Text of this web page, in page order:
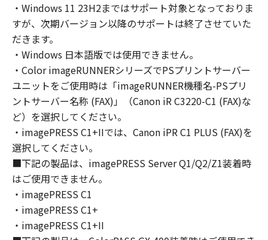
Computer to use the SOFTWARE, provided
that you must assure that all such users shall
abide by the terms of this Agreement and
shall be subject to restrictions and
obligations borne by you hereunder.
You may make one copy of the SOFTWARE
solely for a back-up purpose.
2. RESTRICTIONS
You shall not use the SOFTWARE except as
expressly granted or permitted herein, and
shall not assign, sublicense, sell, rent, lease,
loan, convey or transfer to any third party the
SOFTWARE. You shall not alter, translate or
convert to another programming language,
modify, disassemble, decompile or otherwise
reverse engineer the SOFTWARE and you shall
・Windows 11 23H2まではサポート対象となっておりま
すが、次期バージョン以降のサポートは終了させていた
だきます。
・Windows 日本語版では使用できません。
・Color imageRUNNERシリーズでPSプリントサーバー
ユニットをご使用時は「imageRUNNER機種名-PSプリ
ントサーバー名称 (FAX)」（Canon iR C3220-C1 (FAX)な
ど）を選択してください。
・imagePRESS C1+IIでは、Canon iPR C1 PLUS (FAX)を
選択してください。
■下記の製品は、imagePRESS Server Q1/Q2/Z1装着時
はご使用できません。
・imagePRESS C1
・imagePRESS C1+
・imagePRESS C1+II